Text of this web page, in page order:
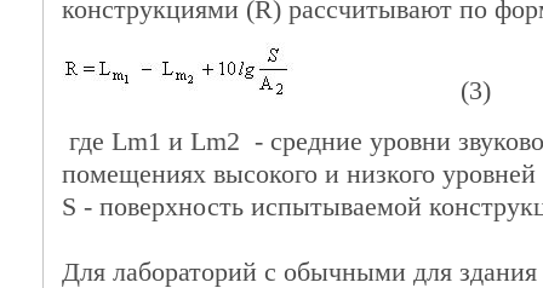
конструкциями (R) рассчитывают по
(3)
где Lm1 и Lm2 - средние уровни
помещениях высокого и низкого уровней
S - поверхность испытываемой
Для лабораторий с обычными для